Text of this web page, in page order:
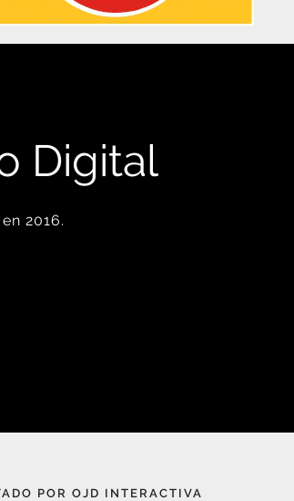
Digital
2016.
POR OJD INTERACTIVA